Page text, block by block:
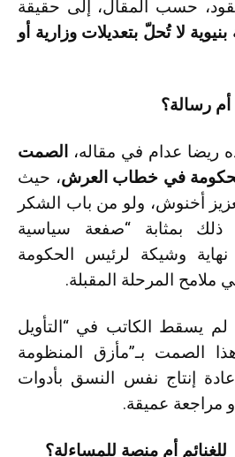
حسب المقال، إلى حقيقة
لا تُحلّ بتعديلات وزارية أو
أم رسالة؟
ريضا عدام في مقاله،
الصمت
في خطاب العرش، حيث
أخنوش، ولو من باب الشكر
ذلك بمثابة “صفعة سياسية
وشيكة لرئيس الحكومة
ملامح المرحلة المقبلة.
يسقط الكاتب في “التأويل
الصمت بـ”مأزق المنظومة
إنتاج نفس النسق بأدوات
مراجعة عميقة.
للغنائم أم منصة للمساءلة؟